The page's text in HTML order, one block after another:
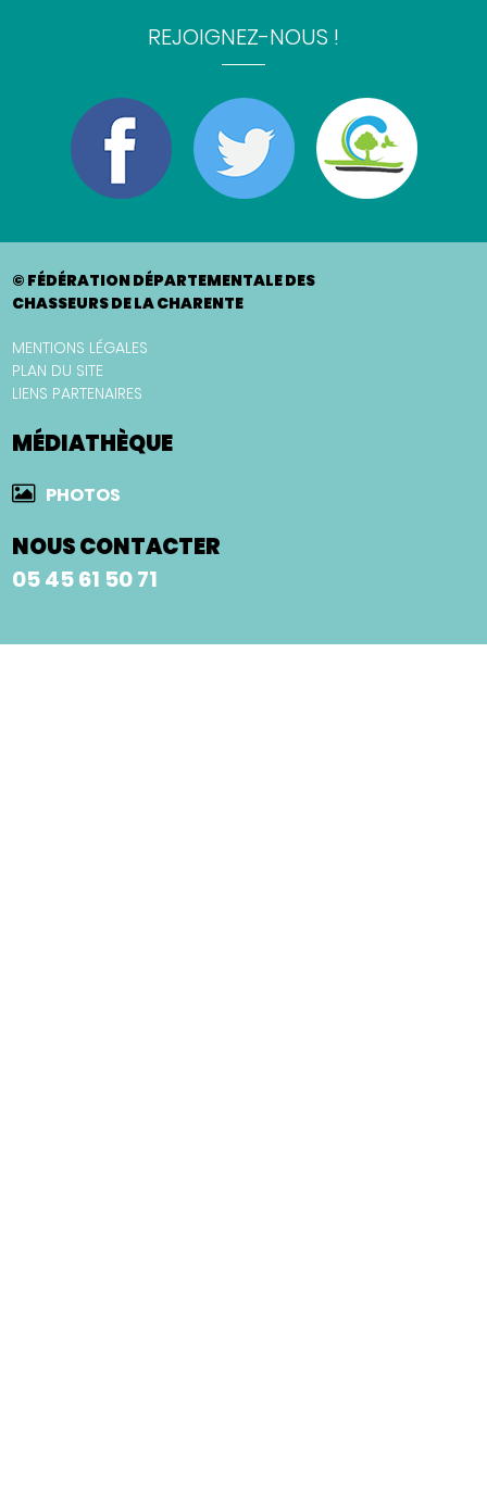
REJOIGNEZ-NOUS !
© FÉDÉRATION DÉPARTEMENTALE DES
CHASSEURS DE LA CHARENTE
MENTIONS LÉGALES
PLAN DU SITE
LIENS PARTENAIRES
MÉDIATHÈQUE
PHOTOS
NOUS CONTACTER
05 45 61 50 71